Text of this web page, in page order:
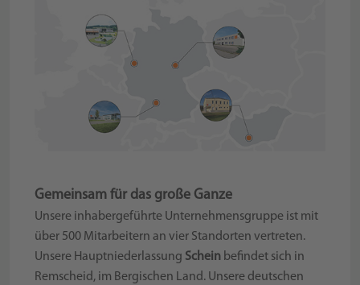
Gemeinsam für das große Ganze
Unsere inhabergeführte Unternehmensgruppe ist mit
über 500 Mitarbeitern an vier Standorten vertreten.
Unsere Hauptniederlassung Schein befindet sich in
Remscheid, im Bergischen Land. Unsere deutschen